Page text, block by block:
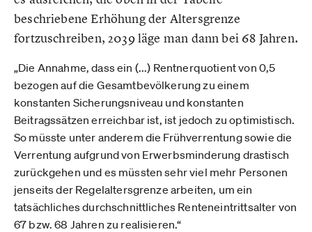
beschriebene Erhöhung der Altersgrenze
fortzuschreiben, 2039 läge man dann bei 68 Jahren.
„Die Annahme, dass ein (...) Rentnerquotient von 0,5
bezogen auf die Gesamtbevölkerung zu einem
konstanten Sicherungsniveau und konstanten
Beitragssätzen erreichbar ist, ist jedoch zu optimistisch.
So müsste unter anderem die Frühverrentung sowie die
Verrentung aufgrund von Erwerbsminderung drastisch
zurückgehen und es müssten sehr viel mehr Personen
jenseits der Regelaltersgrenze arbeiten, um ein
tatsächliches durchschnittliches Renteneintrittsalter von
67 bzw. 68 Jahren zu realisieren.“